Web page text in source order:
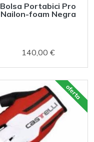
Bolsa Portabici Pro
Nailon-foam Negra
140,00 €
oferta